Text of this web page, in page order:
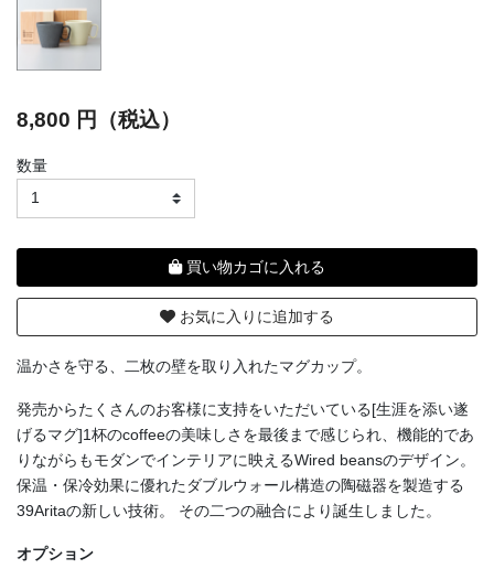
温かさを守る、二枚の壁を取り入れたマグカップ。
発売からたくさんのお客様に支持をいただいている[生涯を添い遂
げるマグ]1杯のcoffeeの美味しさを最後まで感じられ、機能的であ
りながらもモダンでインテリアに映えるWired beansのデザイン。
保温・保冷効果に優れたダブルウォール構造の陶磁器を製造する
39Aritaの新しい技術。 その二つの融合により誕生しました。
オプション
8,800 円（税込）
数量
買い物カゴに入れる
お気に入りに追加する